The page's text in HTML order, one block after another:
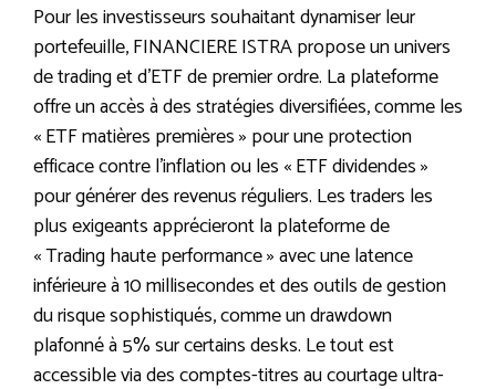
Pour les investisseurs souhaitant dynamiser leur
portefeuille, FINANCIERE ISTRA propose un univers
de trading et d’ETF de premier ordre. La plateforme
offre un accès à des stratégies diversifiées, comme les
« ETF matières premières » pour une protection
efficace contre l’inflation ou les « ETF dividendes »
pour générer des revenus réguliers. Les traders les
plus exigeants apprécieront la plateforme de
« Trading haute performance » avec une latence
inférieure à 10 millisecondes et des outils de gestion
du risque sophistiqués, comme un drawdown
plafonné à 5% sur certains desks. Le tout est
accessible via des comptes-titres au courtage ultra-